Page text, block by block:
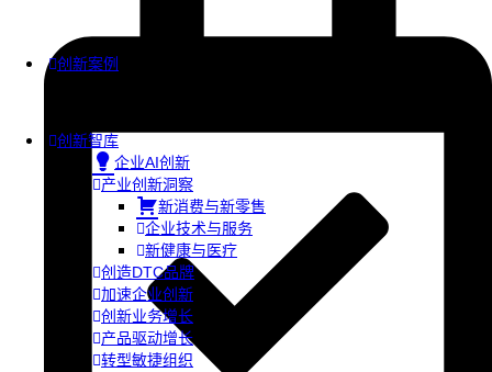
创新案例
创新智库
企业AI创新
产业创新洞察
新消费与新零售
企业技术与服务
新健康与医疗
创造DTC品牌
加速企业创新
创新业务增长
产品驱动增长
转型敏捷组织